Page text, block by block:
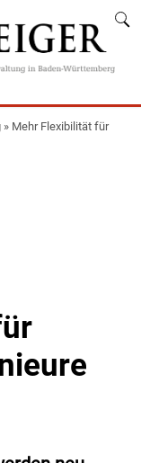
» Mehr Flexibilität für